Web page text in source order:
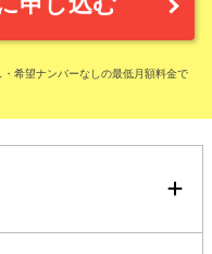
希望ナンバーなしの最低月額料金で